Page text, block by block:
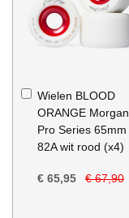
Wielen BLOOD
ORANGE Morgan
Pro Series 65mm
82A wit rood (x4)
€ 65,95 € 67,90
In
Winkelwagen